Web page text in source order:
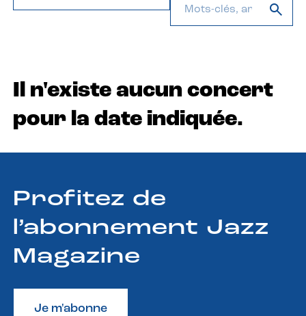
Il n'existe aucun concert
pour la date indiquée.
Profitez de
l’abonnement Jazz
Magazine
Je m'abonne